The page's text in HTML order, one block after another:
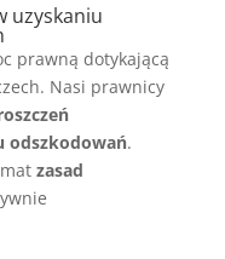
uzyskaniu
prawną dotykającą
Nasi prawnicy
odszkodowań.
zasad